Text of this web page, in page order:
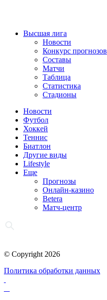
Высшая лига
Новости
Конкурс прогнозов
Составы
Матчи
Таблица
Статистика
Стадионы
Новости
Футбол
Хоккей
Теннис
Биатлон
Другие виды
Lifestyle
Еще
Прогнозы
Онлайн-казино
Betera
Матч-центр
© Copyright 2026
Политика обработки данных